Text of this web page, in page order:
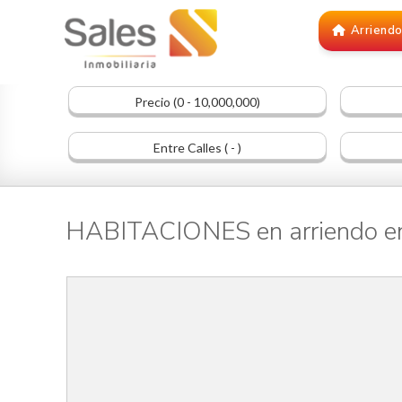
Arriendo
Precio (0 - 10,000,000)
Entre Calles ( - )
HABITACIONES en arriendo